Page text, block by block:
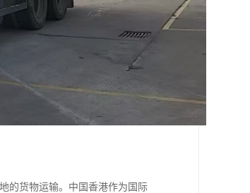
的货物运输。中国香港作为国际